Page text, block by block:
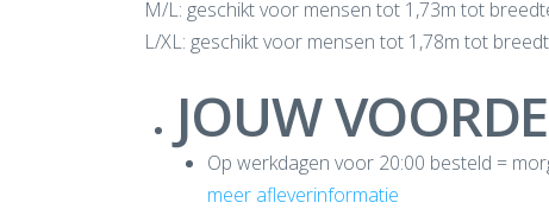
M/L: geschikt voor mensen tot 1,73m tot
L/XL: geschikt voor mensen tot 1,78m tot
JOUW
Op werkdagen voor 20:00 besteld =
meer afleverinformatie